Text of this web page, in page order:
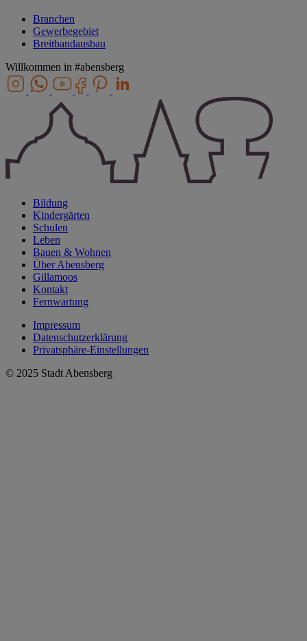
Branchen
Gewerbegebiet
Breitbandausbau
Willkommen in #abensberg
Bildung
Kindergärten
Schulen
Leben
Bauen & Wohnen
Über Abensberg
Gillamoos
Kontakt
Fernwartung
Impressum
Datenschutzerklärung
Privatsphäre-Einstellungen
© 2025 Stadt Abensberg